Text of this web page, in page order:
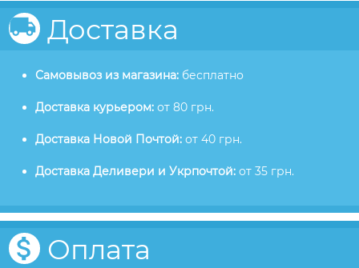
Доставка
Самовывоз из магазина: бесплатно
Доставка курьером: от 80 грн.
Доставка Новой Почтой: от 40 грн.
Доставка Деливери и Укрпочтой: от 35 грн.
Оплата